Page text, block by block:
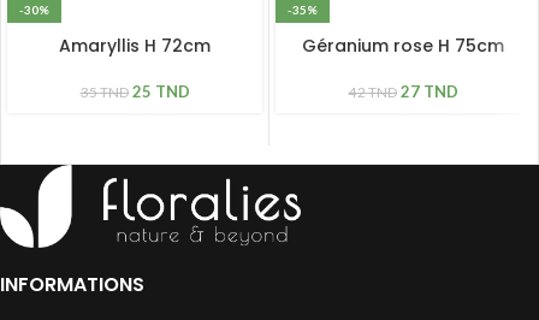
-30%
Amaryllis H 72cm
35TND 25 TND
-35%
Géranium rose H 75cm
42TND 27 TND
INFORMATIONS